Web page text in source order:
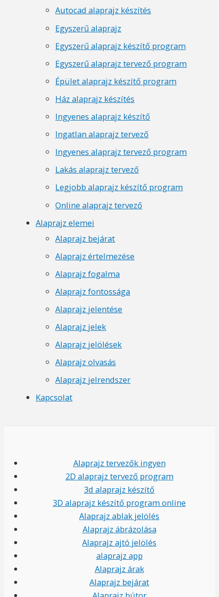
Autocad alaprajz készítés
Egyszerű alaprajz
Egyszerű alaprajz készítő program
Egyszerű alaprajz tervező program
Épület alaprajz készítő program
Ház alaprajz készítés
Ingyenes alaprajz készítő
Ingatlan alaprajz tervező
Ingyenes alaprajz tervező program
Lakás alaprajz tervező
Legjobb alaprajz készítő program
Online alaprajz tervező
Alaprajz elemei
Alaprajz bejárat
Alaprajz értelmezése
Alaprajz fogalma
Alaprajz fontossága
Alaprajz jelentése
Alaprajz jelek
Alaprajz jelölések
Alaprajz olvasás
Alaprajz jelrendszer
Kapcsolat
Alaprajz tervezők ingyen
2D alaprajz tervező program
3d alaprajz készítő
3D alaprajz készítő program online
Alaprajz ablak jelölés
Alaprajz ábrázolása
Alaprajz ajtó jelölés
alaprajz app
Alaprajz árak
Alaprajz bejárat